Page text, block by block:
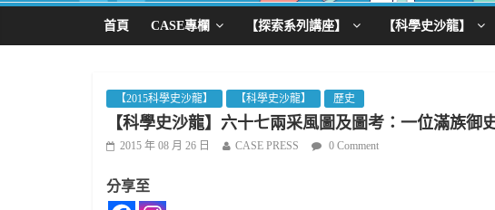
首頁 CASE專欄 【探索系列講座】 【科學史沙龍】
【2015科學史沙龍】 【科學史沙龍】 歷史
【科學史沙龍】六十七兩采風圖及圖考：一位滿族御
2015 年 08 月 26 日 CASE PRESS 0 Comment
分享至